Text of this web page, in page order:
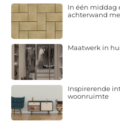
In één middag
achterwand
Maatwerk in
Inspirerende
woonruimte